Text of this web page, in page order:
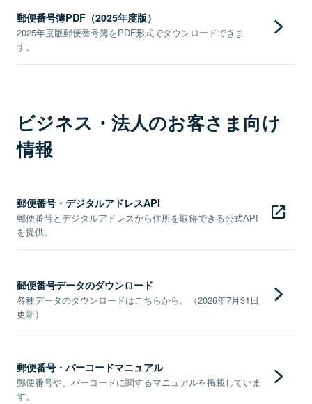
郵便番号簿PDF（2025年度版）
2025年度版郵便番号簿をPDF形式でダウンロードできま
す。
ビジネス・法人のお客さま向け
情報
郵便番号・デジタルアドレスAPI
郵便番号とデジタルアドレスから住所を取得できる公式API
を提供。
郵便番号データのダウンロード
各種データのダウンロードはこちらから。（2026年7月31日
更新）
郵便番号・バーコードマニュアル
郵便番号や、バーコードに関するマニュアルを掲載していま
す。